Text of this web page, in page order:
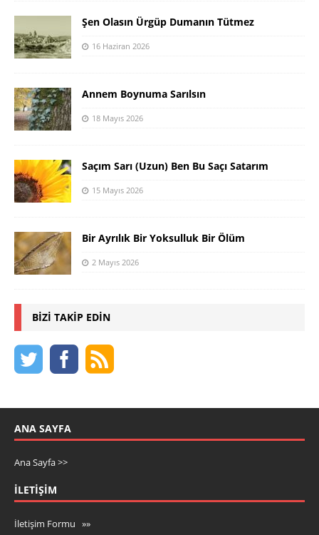
Şen Olasın Ürgüp Dumanın Tütmez
16 Haziran 2026
Annem Boynuma Sarılsın
18 Mayıs 2026
Saçım Sarı (Uzun) Ben Bu Saçı Satarım
15 Mayıs 2026
Bir Ayrılık Bir Yoksulluk Bir Ölüm
2 Mayıs 2026
BIZI TAKIP EDIN
ANA SAYFA
Ana Sayfa >>
İLETIŞIM
İletişim Formu »»